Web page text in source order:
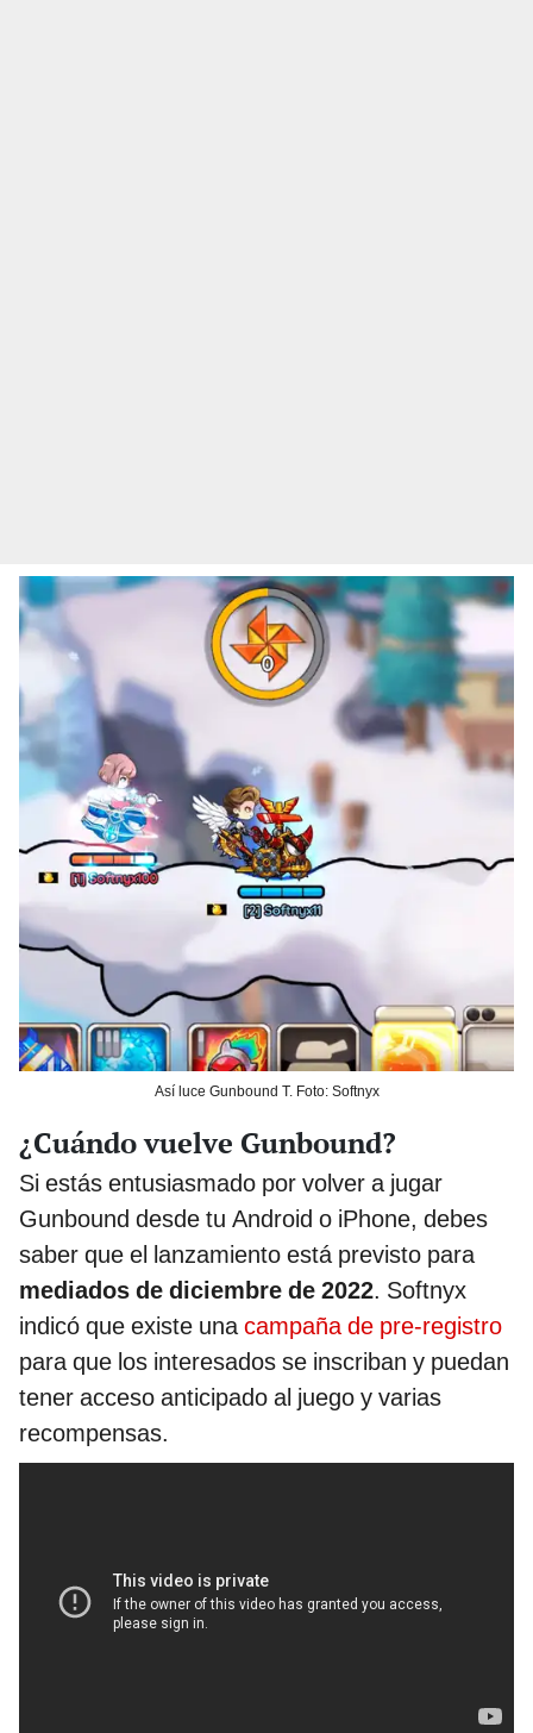
Así luce Gunbound T. Foto: Softnyx
¿Cuándo vuelve Gunbound?
Si estás entusiasmado por volver a jugar
Gunbound desde tu Android o iPhone, debes
saber que el lanzamiento está previsto para
mediados de diciembre de 2022. Softnyx
indicó que existe unacampaña de pre-registro
para que los interesados se inscriban y puedan
tener acceso anticipado al juego y varias
recompensas.